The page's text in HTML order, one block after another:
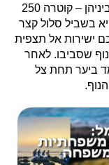
עשרות ג'ובות דומות, אך זו הגדולה ביותר ביניהן – קוטרה 250
היא בשביל סלול קצר
ישירות אל תצפית
שסביבו. לאחר
ביער תחת צל